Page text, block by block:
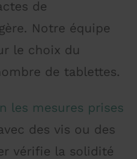
de
Notre équipe
le choix du
de tablettes.
les mesures prises
des vis ou des
vérifie la solidité